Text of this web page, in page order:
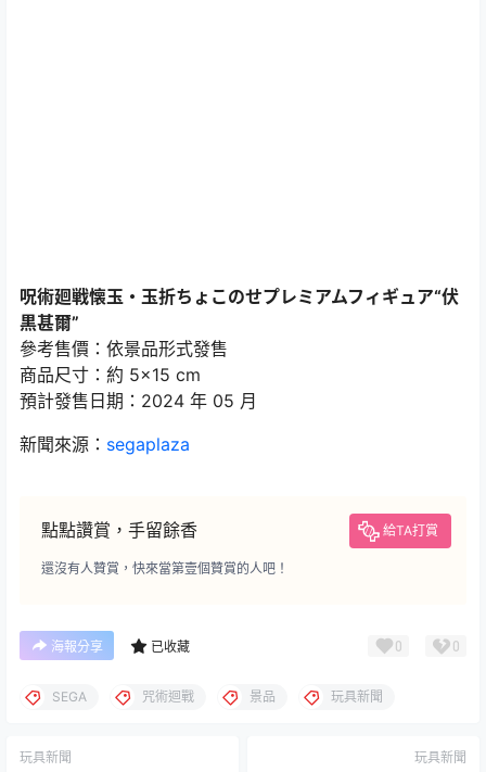
呪術廻戦懐玉・玉折ちょこのせプレミアムフィギュア“伏
黒甚爾”
參考售價：依景品形式發售
商品尺寸：約 5×15 cm
預計發售日期：2024 年 05 月
新聞來源： segaplaza
點點讚賞，手留餘香 給TA打賞
還沒有人贊賞，快來當第壹個贊賞的人吧！
海報分享 已收藏 0 0
SEGA 咒術迴戰 景品 玩具新聞
玩具新聞 玩具新聞